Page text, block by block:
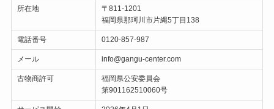
所在地
〒811-1201
福岡県那珂川市片縄5丁目138
電話番号 0120-857-987
メール info@gangu-center.com
古物商許可
福岡県公安委員会
第901162510060号